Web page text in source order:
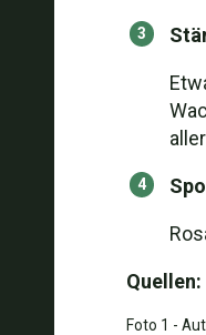
Quellen:
Foto 1 -